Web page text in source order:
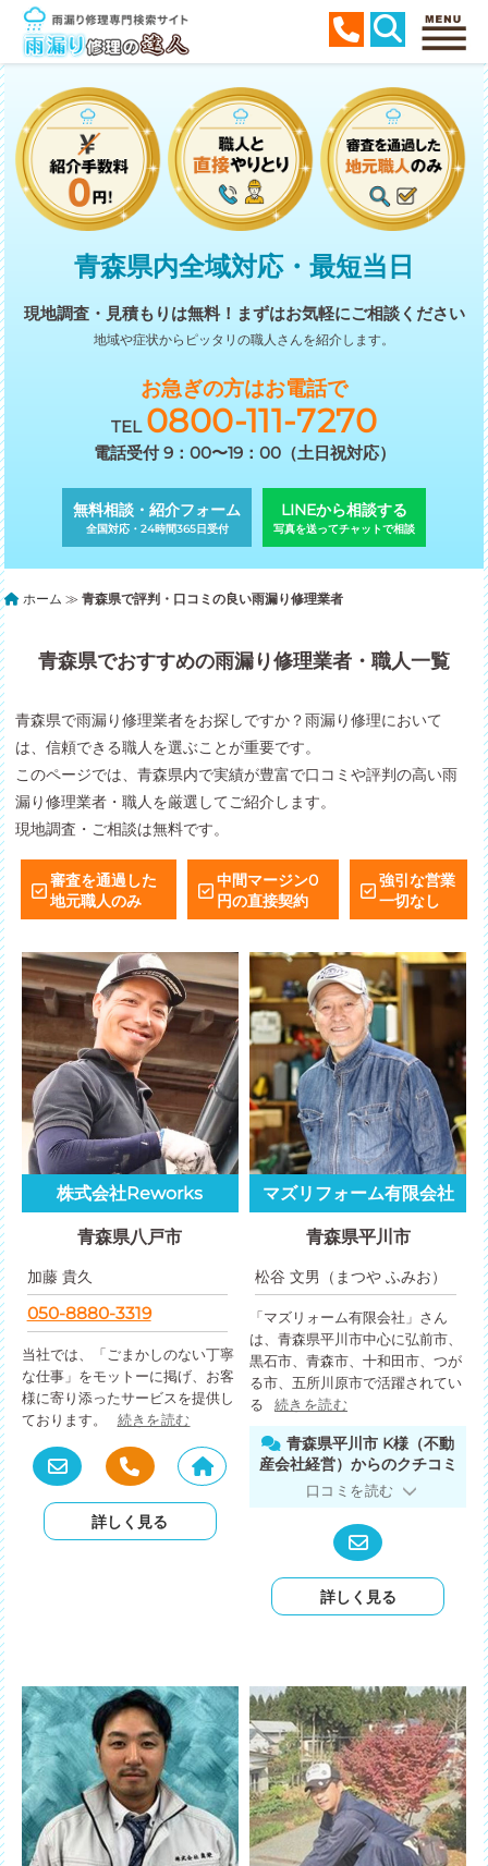
青森県内全域対応・最短当日
現地調査・見積もりは無料！ まずはお気軽にご相談ください
地域や症状からピッタリの職人さんを紹介します。
お急ぎの方はお電話で
TEL 0800-111-7270
電話受付 9：00〜19：00（土日祝対応）
無料相談・紹介フォーム
全国対応・24時間365日受付
LINEから相談する
写真を送ってチャットで相談
ホーム ≫青森県で評判・口コミの良い雨漏り修理業者
青森県でおすすめの雨漏り修理業者・職人一覧
青森県で雨漏り修理業者をお探しですか？雨漏り修理において
は、信頼できる職人を選ぶことが重要です。
このページでは、青森県内で実績が豊富で口コミや評判の高い雨
漏り修理業者・職人を厳選してご紹介します。
現地調査・ご相談は無料です。
審査を通過した
地元職人のみ
中間マージン0
円の直接契約
強引な営業
一切なし
株式会社Reworks
青森県八戸市
加藤 貴久
050-8880-3319
当社では、「ごまかしのない丁寧
な仕事」をモットーに掲げ、お客
様に寄り添ったサービスを提供し
ております。
続きを読む
詳しく見る
マズリフォーム有限会社
青森県平川市
松谷 文男（まつや ふみお）
「マズリォーム有限会社」さん
は、青森県平川市中心に弘前市、
黒石市、青森市、十和田市、つが
る市、五所川原市で活躍されてい
る
続きを読む
青森県平川市 K様（不動
産会社経営）からのクチコミ
口コミを読む
詳しく見る